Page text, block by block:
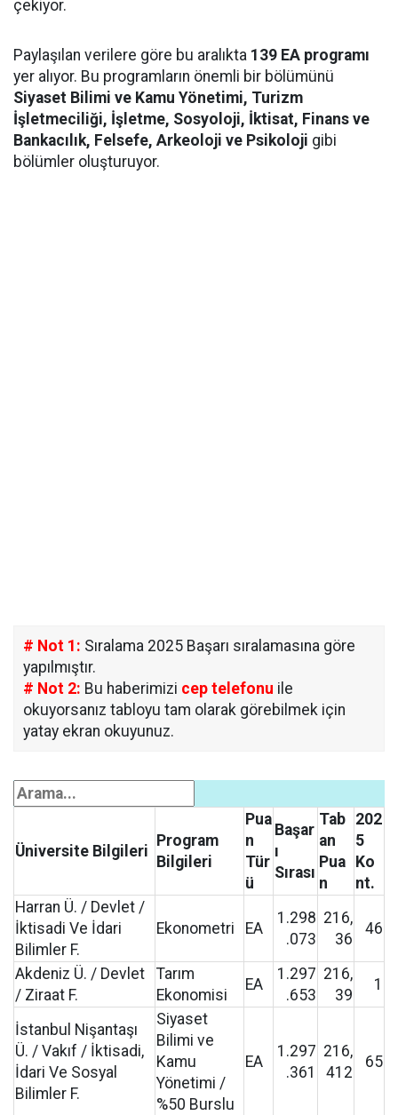
çekiyor.
Paylaşılan verilere göre bu aralıkta 139 EA programı
yer alıyor. Bu programların önemli bir bölümünü
Siyaset Bilimi ve Kamu Yönetimi, Turizm
İşletmeciliği, İşletme, Sosyoloji, İktisat, Finans ve
Bankacılık, Felsefe, Arkeoloji ve Psikoloji gibi
bölümler oluşturuyor.
# Not 1: Sıralama 2025 Başarı sıralamasına göre
yapılmıştır.
# Not 2: Bu haberimizi cep telefonu ile
okuyorsanız tabloyu tam olarak görebilmek için
yatay ekran okuyunuz.
Üniversite Bilgileri
Program
Bilgileri
Pua
n
Tür
ü
Başar
ı
Sırası
Tab
an
Pua
n
202
5
Ko
nt.
Harran Ü. / Devlet /
İktisadi Ve İdari
Bilimler F.
Ekonometri EA
1.298
.073
216,
36
46
Akdeniz Ü. / Devlet
/ Ziraat F.
Tarım
Ekonomisi
EA
1.297
.653
216,
39
1
İstanbul Nişantaşı
Ü. / Vakıf / İktisadi,
İdari Ve Sosyal
Bilimler F.
Siyaset
Bilimi ve
Kamu
Yönetimi /
%50 Burslu
EA
1.297
.361
216,
412
65